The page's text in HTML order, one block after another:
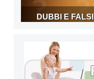
DUBBI E